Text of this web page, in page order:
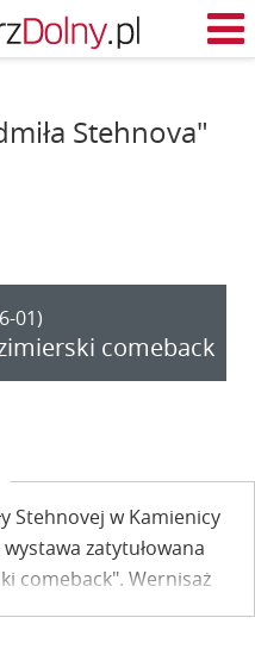
Stehnova"
01)
comeback
Stehnovej w Kamienicy
zatytułowana
comeback". Wernisaż
4 czerwca.